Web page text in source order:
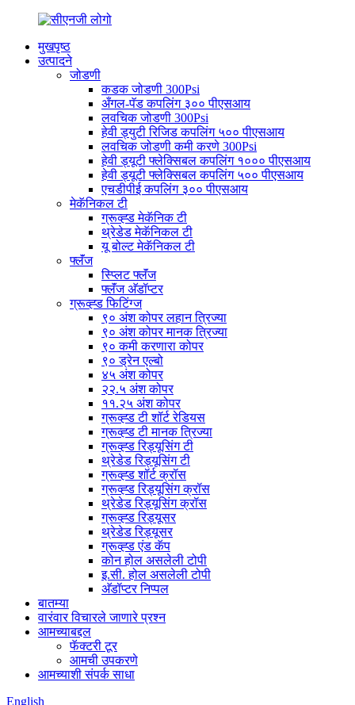
मुखपृष्ठ
उत्पादने
जोडणी
कडक जोडणी 300Psi
अँगल-पॅड कपलिंग ३०० पीएसआय
लवचिक जोडणी 300Psi
हेवी ड्युटी रिजिड कपलिंग ५०० पीएसआय
लवचिक जोडणी कमी करणे 300Psi
हेवी ड्यूटी फ्लेक्सिबल कपलिंग १००० पीएसआय
हेवी ड्यूटी फ्लेक्सिबल कपलिंग ५०० पीएसआय
एचडीपीई कपलिंग ३०० पीएसआय
मेकॅनिकल टी
ग्रूव्ह्ड मेकॅनिक टी
थ्रेडेड मेकॅनिकल टी
यू बोल्ट मेकॅनिकल टी
फ्लॅंज
स्प्लिट फ्लॅंज
फ्लॅंज अ‍ॅडॉप्टर
ग्रूव्ह्ड फिटिंग्ज
९० अंश कोपर लहान त्रिज्या
९० अंश कोपर मानक त्रिज्या
९० कमी करणारा कोपर
९० ड्रेन एल्बो
४५ अंश कोपर
२२.५ अंश कोपर
११.२५ अंश कोपर
ग्रूव्ह्ड टी शॉर्ट रेडियस
ग्रूव्ह्ड टी मानक त्रिज्या
ग्रूव्ह्ड रिड्यूसिंग टी
थ्रेडेड रिड्यूसिंग टी
ग्रूव्ह्ड शॉर्ट क्रॉस
ग्रूव्ह्ड रिड्यूसिंग क्रॉस
थ्रेडेड रिड्यूसिंग क्रॉस
ग्रूव्ह्ड रिड्यूसर
थ्रेडेड रिड्यूसर
ग्रूव्ह्ड एंड कॅप
कोन होल असलेली टोपी
इ.सी. होल असलेली टोपी
अ‍ॅडॉप्टर निप्पल
बातम्या
वारंवार विचारले जाणारे प्रश्न
आमच्याबद्दल
फॅक्टरी टूर
आमची उपकरणे
आमच्याशी संपर्क साधा
English